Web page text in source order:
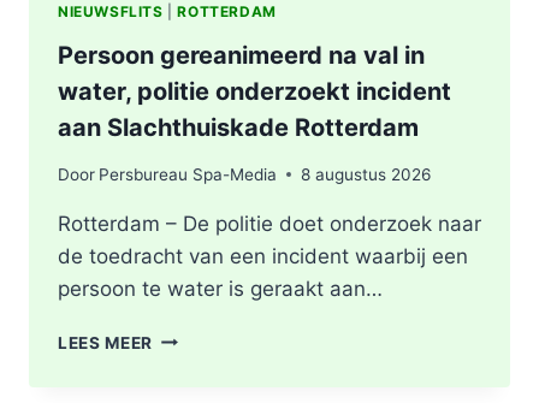
NIEUWSFLITS |ROTTERDAM
Persoon gereanimeerd na val in
water, politie onderzoekt incident
aan Slachthuiskade Rotterdam
Door Persbureau Spa-Media 8 augustus 2026
Rotterdam – De politie doet onderzoek naar
de toedracht van een incident waarbij een
persoon te water is geraakt aan…
LEES MEER PERSOON